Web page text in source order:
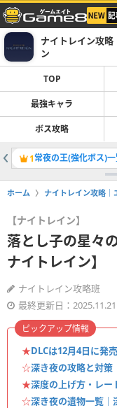
ナイトレイン攻
ン
TOP
最強キャラ
ボス攻略
1常夜の王(強化ボス)
ホーム ナイトレイン攻略
【ナイトレイン】
落とし子の星々
ナイトレイン】
ナイトレイン攻略班
最終更新日：
★DLCは12月4日に発
☆深き夜の攻略と対策
★深度の上げ方・レー
☆深き夜の遺物一覧｜
ピックアップ情報